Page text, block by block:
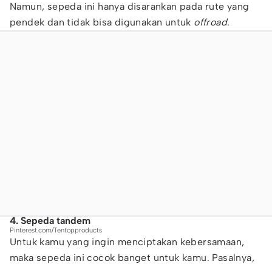
Namun, sepeda ini hanya disarankan pada rute yang
pendek dan tidak bisa digunakan untuk offroad.
4. Sepeda tandem
Pinterest.com/Tentopproducts
Untuk kamu yang ingin menciptakan kebersamaan,
maka sepeda ini cocok banget untuk kamu. Pasalnya,